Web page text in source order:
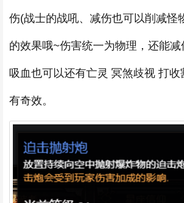
伤(战士的战吼、减伤也可以削减怪
的效果哦~伤害统一为物理，还能
吸血也可以还有亡灵 冥煞歧视 打
有奇效。